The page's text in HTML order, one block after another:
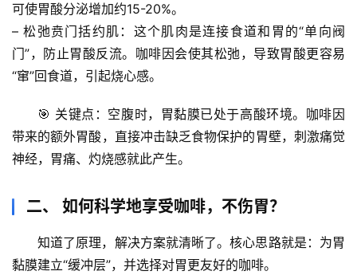
可使胃酸分泌增加约15-20%。
– 松弛贲门括约肌 ：这个肌肉是连接食道和胃的“单向阀
门”，防止胃酸反流。咖啡因会使其松弛，导致胃酸更容易
“窜”回食道，引起烧心感。
🎯 关键点 ：空腹时，胃黏膜已处于高酸环境。咖啡因
带来的额外胃酸，直接冲击缺乏食物保护的胃壁，刺激痛觉
神经，胃痛、灼烧感就此产生。
二、 如何科学地享受咖啡，不伤胃？
知道了原理，解决方案就清晰了。核心思路就是： 为胃
黏膜建立“缓冲层”，并选择对胃更友好的咖啡。